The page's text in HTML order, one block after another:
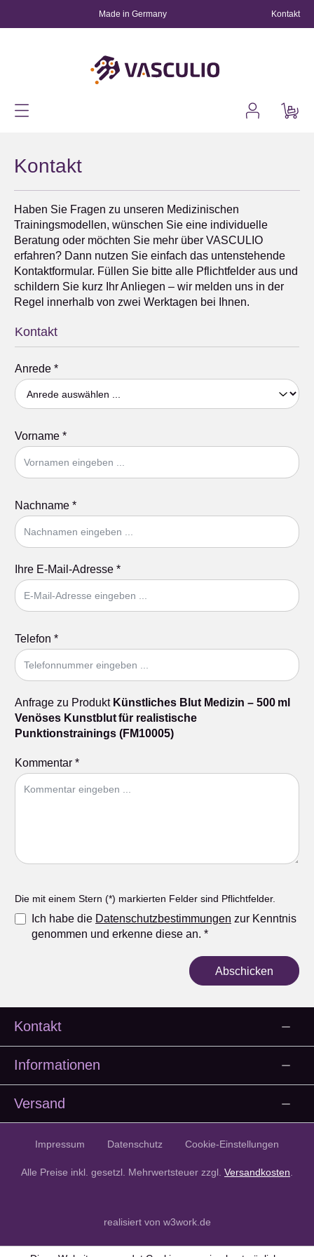
Made in Germany Kontakt
Kontakt
Haben Sie Fragen zu unseren Medizinischen
Trainingsmodellen, wünschen Sie eine individuelle
Beratung oder möchten Sie mehr über VASCULIO
erfahren? Dann nutzen Sie einfach das untenstehende
Kontaktformular. Füllen Sie bitte alle Pflichtfelder aus und
schildern Sie kurz Ihr Anliegen – wir melden uns in der
Regel innerhalb von zwei Werktagen bei Ihnen.
Kontakt
Anrede *
Vorname *
Nachname *
Ihre E-Mail-Adresse *
Telefon *
Anfrage zu Produkt Künstliches Blut Medizin – 500 ml
Venöses Kunstblut für realistische
Punktionstrainings (FM10005)
Kommentar *
Die mit einem Stern (*) markierten Felder sind Pflichtfelder.
Ich habe die Datenschutzbestimmungen zur Kenntnis
genommen und erkenne diese an. *
Abschicken
Kontakt
Informationen
Versand
Impressum Datenschutz Cookie-Einstellungen
Alle Preise inkl. gesetzl. Mehrwertsteuer zzgl. Versandkosten.
realisiert von w3work.de